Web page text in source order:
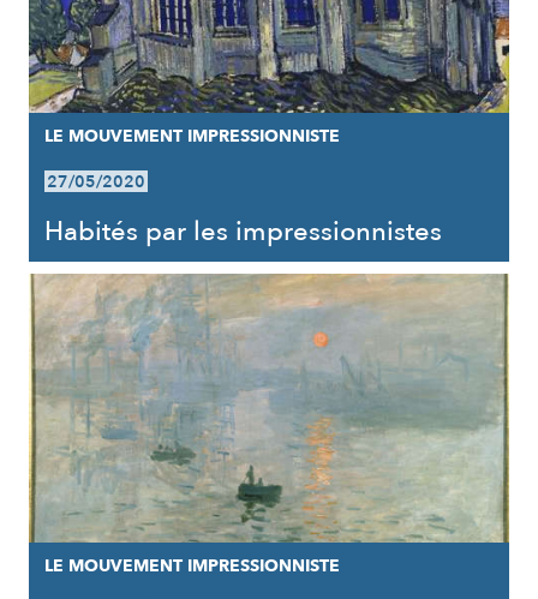
LE MOUVEMENT IMPRESSIONNISTE
27/05/2020
Habités par les impressionnistes
LE MOUVEMENT IMPRESSIONNISTE